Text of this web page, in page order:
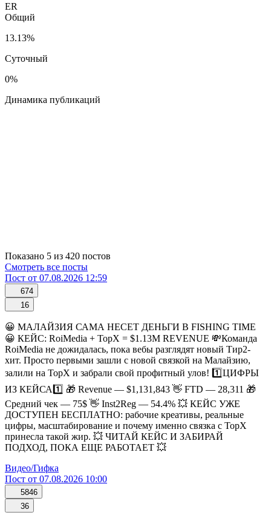
ER
Общий
13.13%
Суточный
0%
Динамика публикаций
Показано 5 из 420 постов
Смотреть все посты
Пост от 07.08.2026 12:59
674
16
😀 МАЛАЙЗИЯ САМА НЕСЕТ ДЕНЬГИ В FISHING TIME
😀 КЕЙС: RoiMedia + TopX = $1.13M REVENUE 💸Команда
RoiMedia не дожидалась, пока вебы разглядят новый Тир2-
хит. Просто первыми зашли с новой связкой на Малайзию,
залили на TopX и забрали свой профитный улов! 1️⃣ЦИФРЫ
ИЗ КЕЙСА1️⃣ 🎁 Revenue — $1,131,843 👋 FTD — 28,311 🎁
Средний чек — 75$ 👋 Inst2Reg — 54.4% 💥 КЕЙС УЖЕ
ДОСТУПЕН БЕСПЛАТНО: рабочие креативы, реальные
цифры, масштабирование и почему именно связка с TopX
принесла такой жир. 💥 ЧИТАЙ КЕЙС И ЗАБИРАЙ
ПОДХОД, ПОКА ЕЩЕ РАБОТАЕТ 💥
Видео/Гифка
Пост от 07.08.2026 10:00
5846
36